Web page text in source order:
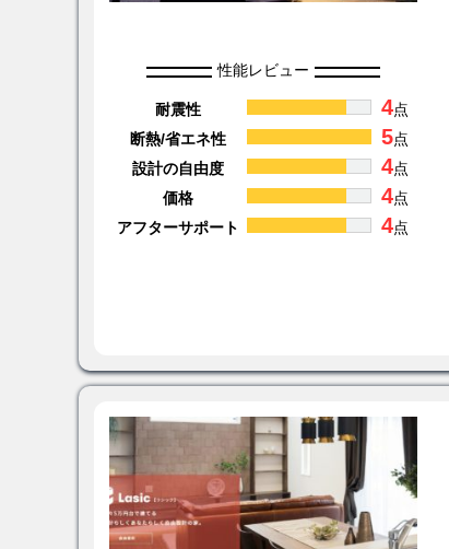
性能レビュー
耐震性 4点
断熱/省エネ性
5点
設計の自由度
4点
価格
4点
アフターサポート
4点